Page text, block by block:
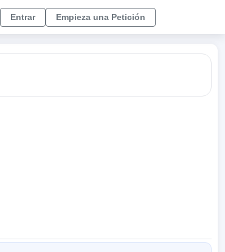
Entrar Empieza una Petición